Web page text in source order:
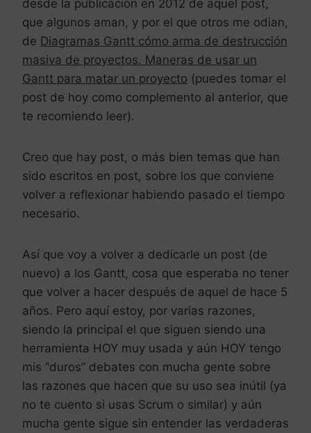
desde la publicación en 2012 de aquel post,
que algunos aman, y por el que otros me odian,
de Diagramas Gantt cómo arma de destrucción
masiva de proyectos. Maneras de usar un
Gantt para matar un proyecto (puedes tomar el
post de hoy como complemento al anterior, que
te recomiendo leer).
Creo que hay post, o más bien temas que han
sido escritos en post, sobre los que conviene
volver a reflexionar habiendo pasado el tiempo
necesario.
Así que voy a volver a dedicarle un post (de
nuevo) a los Gantt, cosa que esperaba no tener
que volver a hacer después de aquel de hace 5
años. Pero aquí estoy, por varias razones,
siendo la principal el que siguen siendo una
herramienta HOY muy usada y aún HOY tengo
mis “duros” debates con mucha gente sobre
las razones que hacen que su uso sea inútil (ya
no te cuento si usas Scrum o similar) y aún
mucha gente sigue sin entender las verdaderas